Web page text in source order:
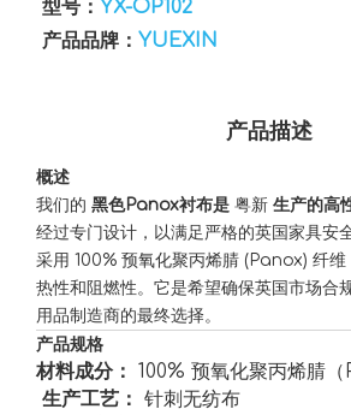
型号： YX-OP102
产品品牌： YUEXIN
产品描述
概述
我们的 黑色Panox衬布是 粤新 生产的高
经过专门设计，以满足严格的英国家具安
采用 100% 预氧化聚丙烯腈 (Panox) 纤维
热性和阻燃性。它是希望确保英国市场合
用品制造商的最终选择️。
产品规格
材料成分： 100% 预氧化聚丙烯腈（
️ 生产工艺：
针刺无纺布